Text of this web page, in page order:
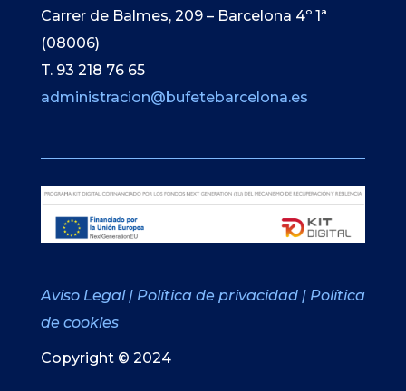
Carrer de Balmes, 209 – Barcelona 4º 1ª
(08006)
T. 93 218 76 65
administracion@bufetebarcelona.es
Aviso Legal | Política de privacidad | Política
de cookies
Copyright © 2024